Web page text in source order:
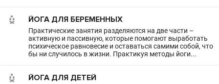
ЙОГА ДЛЯ БЕРЕМЕННЫХ
Практические занятия разделяются на две части –
активную и пассивную, которые помогают выработать
психическое равновесие и оставаться самими собой, что
бы ни случилось в жизни. Практикуя методы йоги...
ЙОГА ДЛЯ ДЕТЕЙ